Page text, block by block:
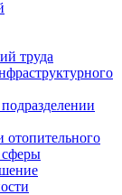
труда
отопительного